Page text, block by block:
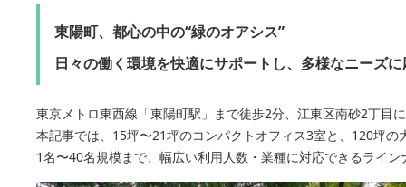
東陽町、都心の中の“緑のオアシス”
日々の働く環境を快適にサポートし、多様なニーズ
東京メトロ東西線「東陽町駅」まで徒歩2分、江東区南砂2丁目
本記事では、15坪〜21坪のコンパクトオフィス3室と、120坪の
1名〜40名規模まで、幅広い利用人数・業種に対応できるライ